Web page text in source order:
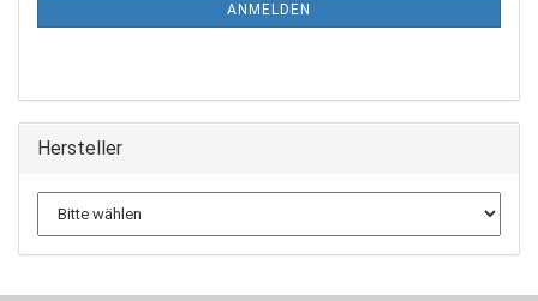
ANMELDEN
Hersteller